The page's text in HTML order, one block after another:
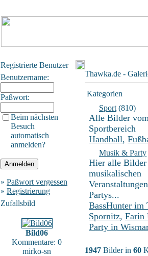
Registrierte Benutzer
Benutzername:
Paßwort:
Beim nächsten
Besuch
automatisch
anmelden?
» Paßwort vergessen
» Registrierung
Zufallsbild
Bild06
Kommentare: 0
mirko-sn
Thawka.de -
Kategorien
Sport (810)
Alle Bilder
Sportbereich
Handball,
Musik & Party
Hier alle
musikalischen
Partys...
BassHunter im
Spornitz, Farin
Party in
1947 Bilder in 60